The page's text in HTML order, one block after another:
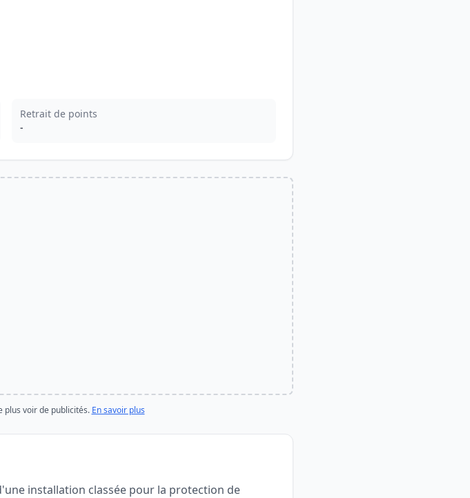
Retrait de points
-
plus voir de publicités. En savoir plus
installation classée pour la protection de